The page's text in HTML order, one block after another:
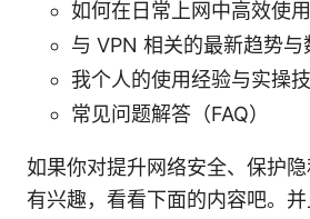
如何在日常上网中高效使
与 VPN 相关的最新趋势与
我个人的使用经验与实操
常见问题解答（FAQ）
如果你对提升网络安全、保护
有兴趣，看看下面的内容吧。